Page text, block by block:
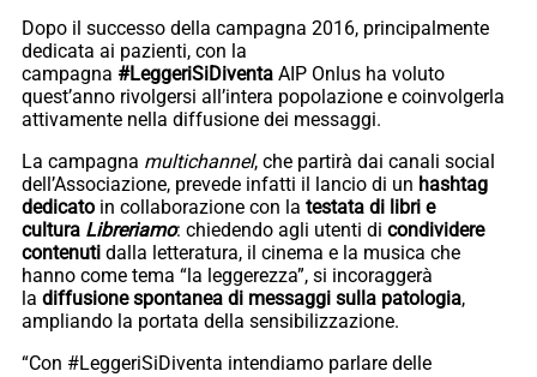
Dopo il successo della campagna 2016, principalmente
dedicata ai pazienti, con la
campagna #LeggeriSiDiventa AIP Onlus ha voluto
quest’anno rivolgersi all’intera popolazione e coinvolgerla
attivamente nella diffusione dei messaggi.
La campagna multichannel, che partirà dai canali social
dell’Associazione, prevede infatti il lancio di un hashtag
dedicato in collaborazione con la testata di libri e
cultura Libreriamo: chiedendo agli utenti di condividere
contenuti dalla letteratura, il cinema e la musica che
hanno come tema “la leggerezza”, si incoraggerà
la diffusione spontanea di messaggi sulla patologia,
ampliando la portata della sensibilizzazione.
“Con #LeggeriSiDiventa intendiamo parlare delle